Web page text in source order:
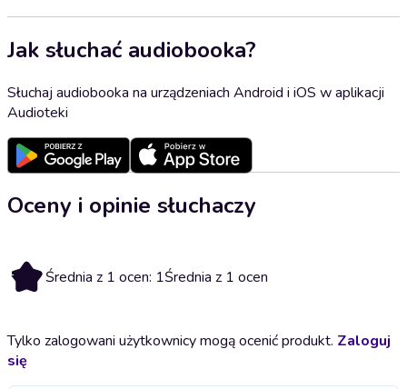
Jak słuchać audiobooka?
Słuchaj audiobooka na urządzeniach Android i iOS w aplikacji
Audioteki
Oceny i opinie słuchaczy
1 Średnia z 1 ocen: 1Średnia z 1 ocen
Tylko zalogowani użytkownicy mogą ocenić produkt. Zaloguj
się